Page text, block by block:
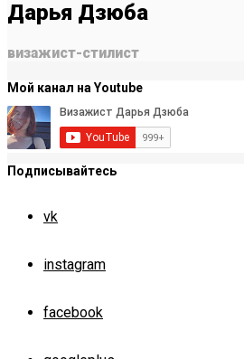
Дарья Дзюба
визажист-стилист
Мой канал на Youtube
Подписывайтесь
vk
instagram
facebook